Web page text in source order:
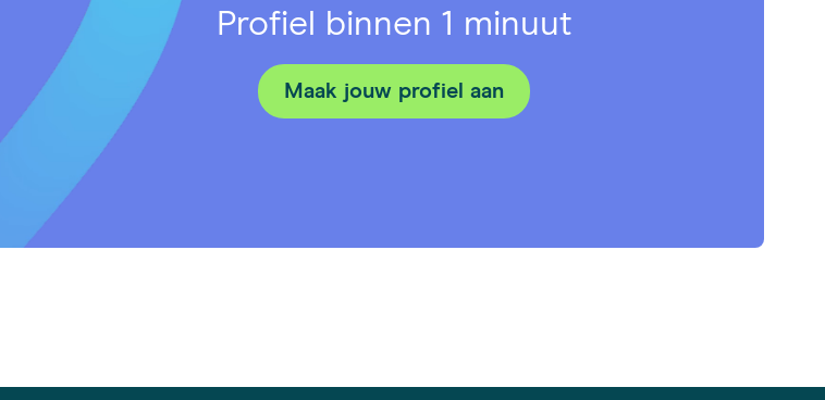
Profiel binnen 1 minuut
Maak jouw profiel aan